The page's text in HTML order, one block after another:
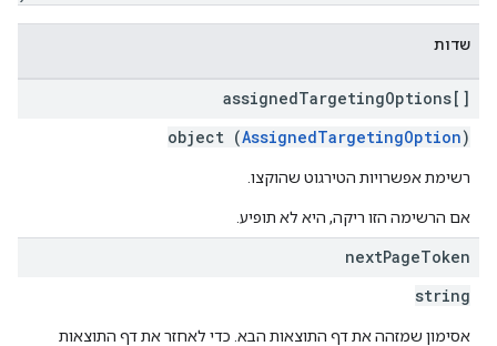
שדות
assignedTargetingOptions[]
object (AssignedTargetingOption)
רשימת אפשרויות הטירגוט שהוקצו.
אם הרשימה הזו ריקה, היא לא תופיע.
nextPageToken
string
אסימון שמזהה את דף התוצאות הבא. כדי לאחזר את דף התוצאות